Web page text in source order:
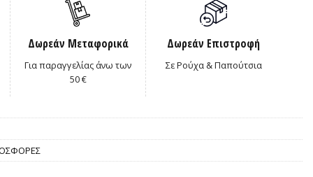
Δωρεάν Μεταφορικά
Για παραγγελίας άνω των
50 €
Δωρεάν Επιστροφή
Σε Ρούχα & Παπούτσια